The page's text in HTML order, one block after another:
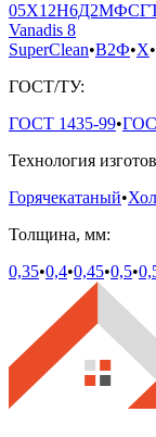
Vanadis 8
SuperClean•В2Ф•Х•
ГОСТ/ТУ:
ГОСТ 1435-99•
Технология
Горячекатаный•
Толщина, мм:
0,35•0,4•0,45•0,5•